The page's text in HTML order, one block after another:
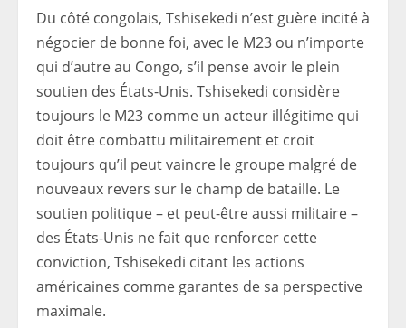
Du côté congolais, Tshisekedi n’est guère incité à
négocier de bonne foi, avec le M23 ou n’importe
qui d’autre au Congo, s’il pense avoir le plein
soutien des États-Unis. Tshisekedi considère
toujours le M23 comme un acteur illégitime qui
doit être combattu militairement et croit
toujours qu’il peut vaincre le groupe malgré de
nouveaux revers sur le champ de bataille. Le
soutien politique – et peut-être aussi militaire –
des États-Unis ne fait que renforcer cette
conviction, Tshisekedi citant les actions
américaines comme garantes de sa perspective
maximale.